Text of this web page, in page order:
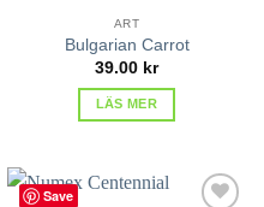
ART
Bulgarian Carrot
39.00 kr
LÄS MER
Save